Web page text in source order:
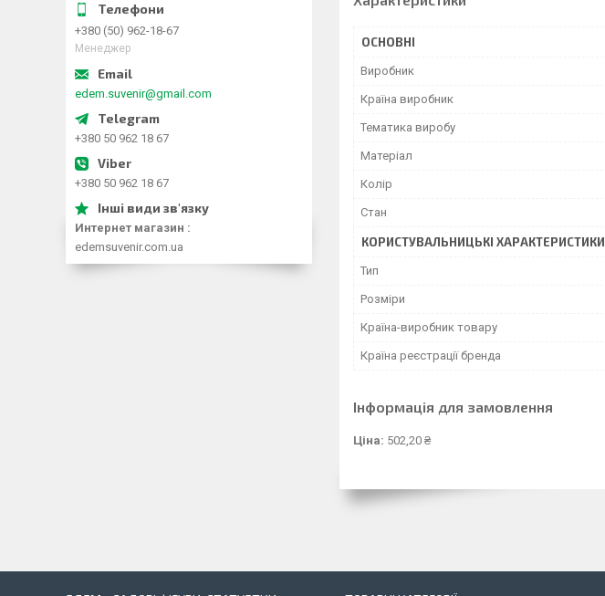
ОСНОВНІ
Виробник
Країна виробник
Тематика виробу
Матеріал
Колір
Стан
КОРИСТУВАЛЬНИЦЬКІ ХАРАКТЕРИСТИКИ
Тип
Розміри
Країна-виробник товару
Країна реєстрації бренда
Інформація для замовлення
Ціна: 502,20 ₴
+380 (50) 962-18-67
Менеджер
edem.suvenir@gmail.com
+380 50 962 18 67
+380 50 962 18 67
Интернет магазин
edemsuvenir.com.ua